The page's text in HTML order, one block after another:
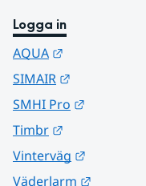
Logga in
AQUA
SIMAIR
SMHI Pro
Timbr
Vinterväg
Väderlarm